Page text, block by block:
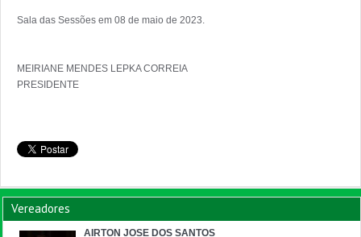
Sala das Sessões em 08 de maio de 2023.
MEIRIANE MENDES LEPKA CORREIA
Vereadores
AIRTON JOSE DOS SANTOS